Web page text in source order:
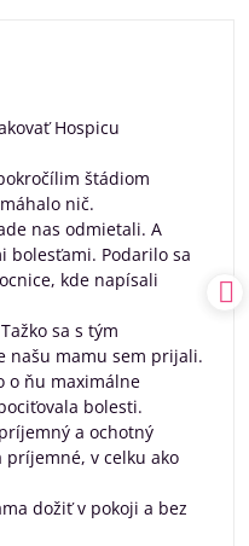
Hospicu
štádiom
nič.
nas odmietali. A
bolesťami. Podarilo sa
kde napísali
sa s tým
našu mamu sem prijali.
o ňu maximálne
bolesti.
a ochotný
príjemné, v celku ako
dožiť v pokoji a bez